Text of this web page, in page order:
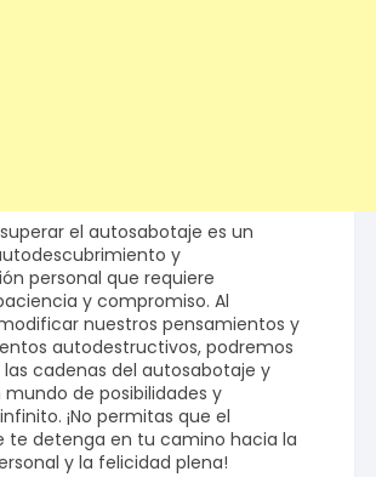
el autosabotaje es un
y
personal que requiere
y compromiso. Al
nuestros pensamientos y
autodestructivos, podremos
las cadenas del autosabotaje y
mundo de posibilidades y
¡No permitas que el
te detenga en tu camino hacia la
y la felicidad plena!